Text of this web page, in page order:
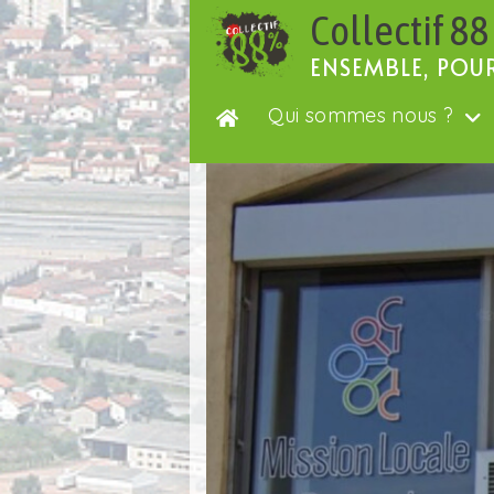
Passer
au
contenu
Collectif 88
ENSEMBLE,
Qui sommes nous ?
ARTICLES VEDETTES